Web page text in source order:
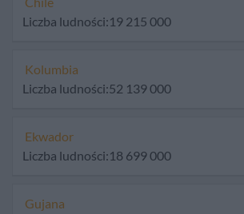
Liczba ludności:19 215 000
Kolumbia
Liczba ludności:52 139 000
Ekwador
Liczba ludności:18 699 000
Gujana